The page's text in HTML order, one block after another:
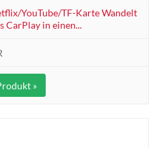
YouTube/TF-Karte Wandelt
CarPlay in einen...
»